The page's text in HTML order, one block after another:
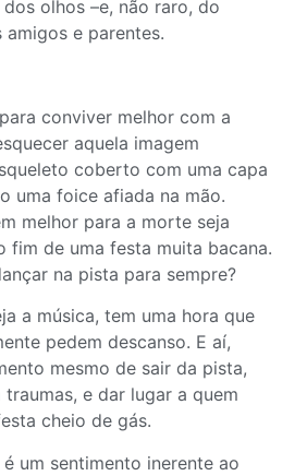
olhos –e, não raro, do
e parentes.
conviver melhor com a
aquela imagem
coberto com uma capa
uma foice afiada na mão.
melhor para a morte seja
fim de uma festa muita bacana.
na pista para sempre?
a música, tem uma hora que
pedem descanso. E aí,
mesmo de sair da pista,
traumas, e dar lugar a quem
cheio de gás.
um sentimento inerente ao